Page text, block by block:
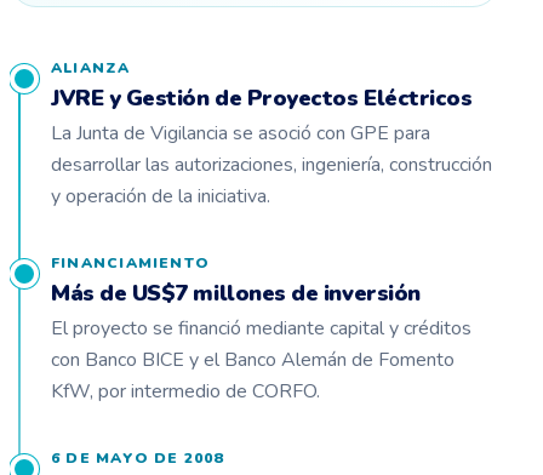
ALIANZA
JVRE y Gestión de Proyectos Eléctricos
La Junta de Vigilancia se asoció con GPE para
desarrollar las autorizaciones, ingeniería, construcción
y operación de la iniciativa.
FINANCIAMIENTO
Más de US$7 millones de inversión
El proyecto se financió mediante capital y créditos
con Banco BICE y el Banco Alemán de Fomento
KfW, por intermedio de CORFO.
6 DE MAYO DE 2008